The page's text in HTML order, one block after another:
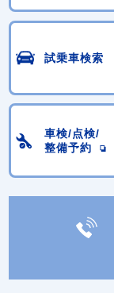
試乗車検索
車検/点検/
整備予約